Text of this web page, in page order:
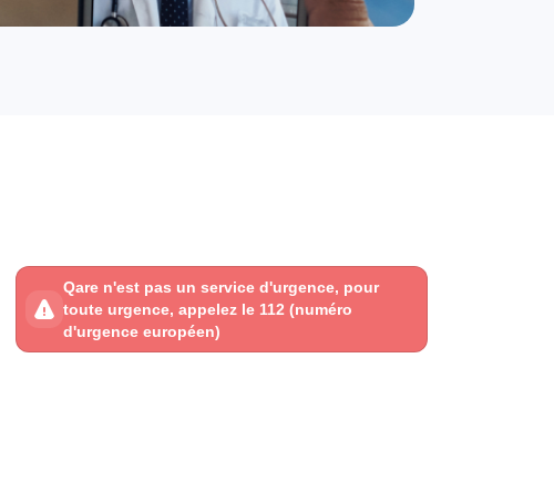
Qare n'est pas un service d'urgence, pour
toute urgence, appelez le 112 (numéro
d'urgence européen)